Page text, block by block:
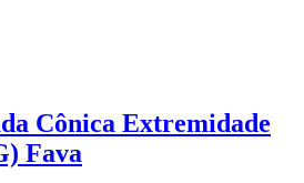
Cônica Extremidade
Fava